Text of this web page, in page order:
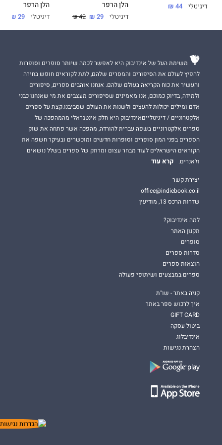
יחד עם מה שהיא מכנה "יותר מדי חתולים". אבל כולנו יודעות שאין
מכשפה רוחנית
אייבי עוד לא הספיקה להתאושש מההרפתקה הקודמת, וכבר היא
נזרקת פעם נוספת לעולם של תככים, הרפתקאות ואיומי מוות והרס.
זאת לא אשמתה – פשוט כרגע היא האדם היחיד בעולם כולו שיכול
לדבר עם מתים. ומדובר בחבורה קשקשנית עם רשימת דרישות
ארוכה.
כשרוחות הרפאים מציעות לה מידע על רוצח סדרתי של מכשפות
בפרשה. אבל יכול להיות שהיא מסתבכת בצרות שלא העלתה על
דעתה – וזה עוד לפני הארוחה הרשמית בבית הוריו של רפאל וינטר.
מכשפה רוחניתחותם את טרילוגיית
הלן הרפר, סופרת פנטזיה אורבנית שמתגוררת בדבון, אנגליה, עם מה
שהיא מכנה "יותר מדי חתולים". אבל כולנו יודעות שאין דבר כזה.
דיגיטלי 44 ₪
הלן הרפר
דיגיטלי 29 ₪
42 ₪
הלן הרפר
דיגיטלי 29 ₪
משימת העל של אינדיבוק היא לאפשר לכמה שיותר סופרים וסופרות
להפיץ לעולם את הסיפורים והמסרים שלהם, לתת לקוראים חופש בחירה
והעשיר את כוח הקריאה בעולם שלהם. אנחנו אוהבים ספרים, סיפורים
ולמידה, בדיוק כמוכם, אנו מאמינים שסיפורים מעצבים את מי שאנחנו כבני
אדם ומילים יכולות להעצים ולשנות את העולם שסביבנו.קצת על ספרים
אלקטרוניים / דיגיטלייםאינדיבוק היא חלק אינטגראלי מהמהפכה של
ספרים אלקטרוניים בשפה עברית להורדה, מהפכה אשר פתחה את שוק
הספרים בפני המון סופרים וסופרות חדשים ומוכשרים ובעיקר חשפה את
הקוראים הישראלים לעוד מבחר עצום ומרתק של ספרים בשלל נושאים
וז'אנרים.
קרא עוד
יצירת קשר
office@indiebook.co.il
שדרות הרכס 13, מודיעין
למה אינדיבוק?
תקנון האתר
סופרים
סדרות ספרים
הוצאות ספרים
ספרים במבצעים ושיתופי פעולה
קניה באתר - שו"ת
איך לרכוש ספר באתר
GIFT CARD
ביטול עסקה
אינדיבלוג
הצהרת נגישות